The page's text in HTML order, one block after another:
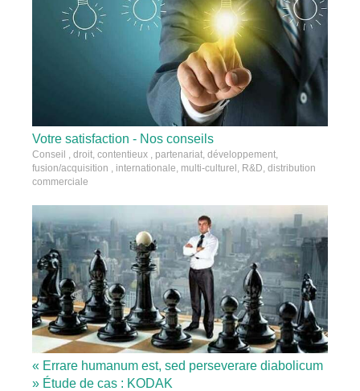
Votre satisfaction - Nos conseils
Conseil , droit, contentieux , partenariat, développement,
fusion/acquisition , internationale, multi-culturel, R&D, distribution
commerciale
« Errare humanum est, sed perseverare diabolicum
» Étude de cas : KODAK